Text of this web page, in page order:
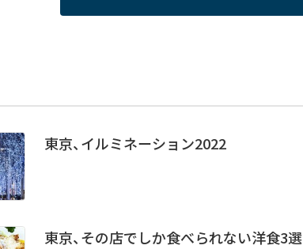
東京、イルミネーション2022
東京、その店でしか食べられない洋食3選